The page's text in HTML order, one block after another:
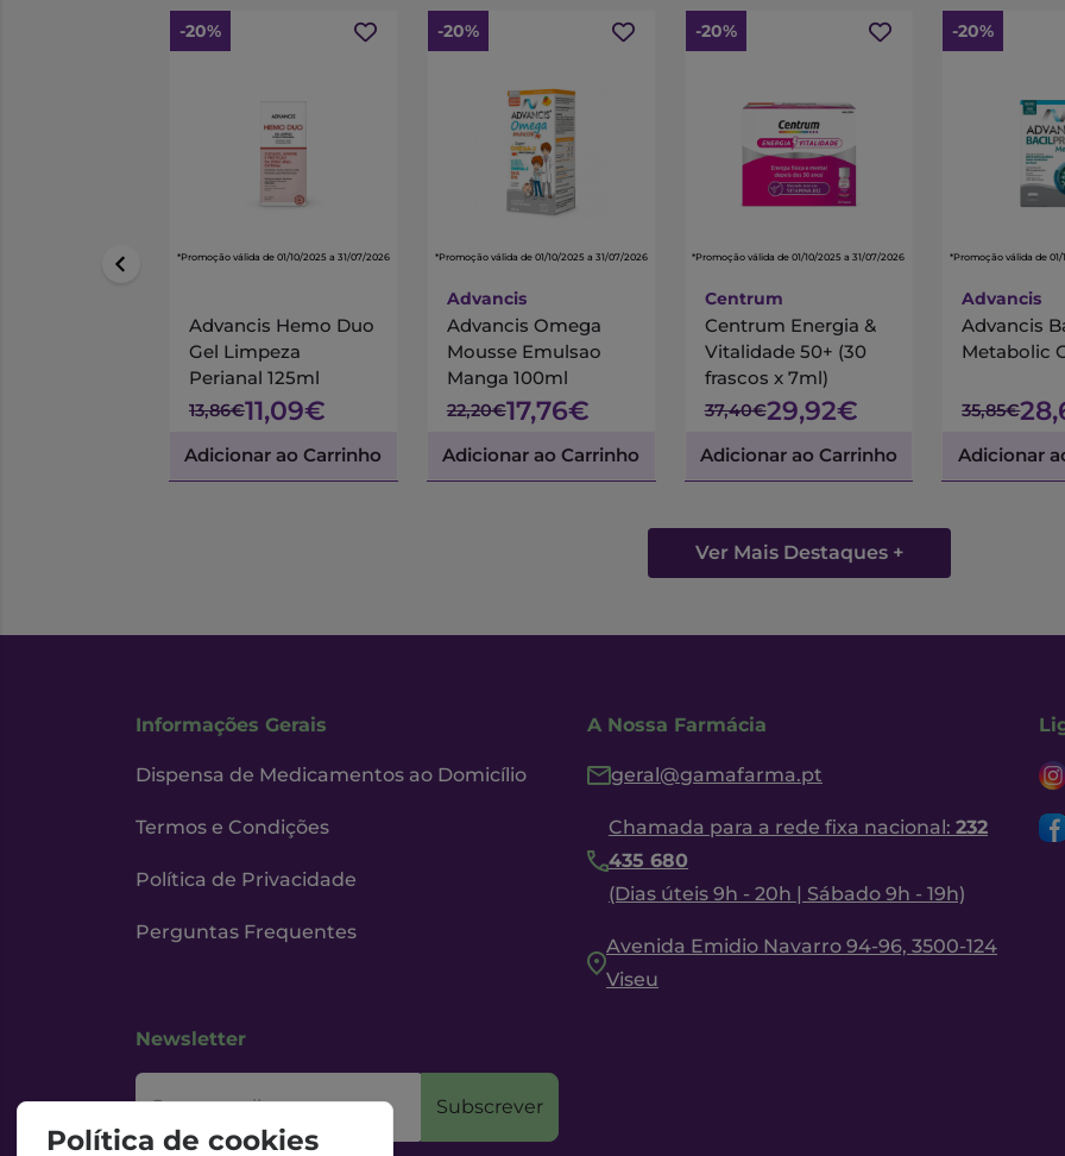
-20%
*Promoção válida de 01/10/2025 a 31/07/2026
Advancis Hemo Duo
Gel Limpeza
Perianal 125ml
13,86€11,09€
Adicionar ao Carrinho
-20%
*Promoção válida de 01/10/2025 a 31/07/2026
Advancis
Advancis Omega
Mousse Emulsao
Manga 100ml
22,20€17,76€
Adicionar ao Carrinho
-20%
*Promoção válida de 01/10/2025 a 31/07/2026
Centrum
Centrum Energia &
Vitalidade 50+ (30
frascos x 7ml)
37,40€29,92€
Adicionar ao Carrinho
-20%
*Promoção válida de
Advancis
Advancis
Metabolic
35,85€
Adicionar
Ver Mais Destaques +
Informações Gerais
Dispensa de Medicamentos ao Domicílio
Termos e Condições
Política de Privacidade
Perguntas Frequentes
A Nossa Farmácia
geral@gamafarma.pt
Chamada para a rede fixa nacional: 232
435 680
(Dias úteis 9h - 20h | Sábado 9h - 19h)
Avenida Emidio Navarro 94-96, 3500-124
Viseu
Newsletter
O seu email Subscrever
Política de cookies